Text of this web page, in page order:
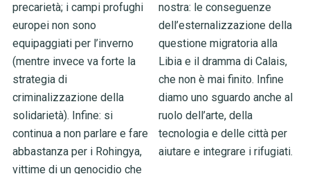
precarietà; i campi profughi
europei non sono
equipaggiati per l’inverno
(mentre invece va forte la
strategia di
criminalizzazione della
solidarietà). Infine: si
continua a non parlare e fare
abbastanza per i Rohingya,
vittime di un genocidio che
nostra: le conseguenze
dell’esternalizzazione della
questione migratoria alla
Libia e il dramma di Calais,
che non è mai finito. Infine
diamo uno sguardo anche al
ruolo dell’arte, della
tecnologia e delle città per
aiutare e integrare i rifugiati.